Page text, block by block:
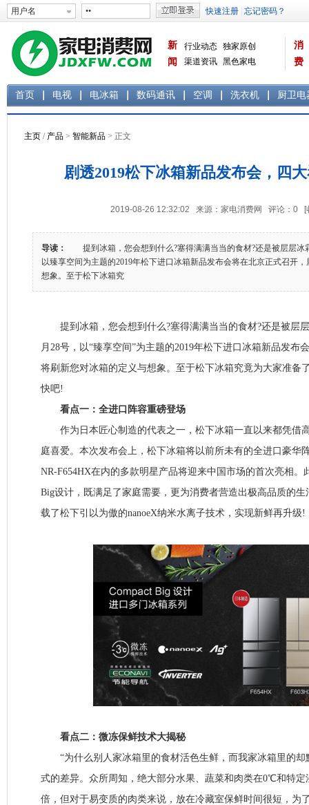
新
闻
行业动态 独家原创
渠道资讯 黑色家电
消
费
首页 电视 电冰箱 数码通讯 空调 洗衣机 厨卫电
主页 / 产品 > 智能新品 > 正文
剧透2019松下冰箱新品发布会，四
2019-08-26 12:32:02 来源：家电消费网 评论： 0 [
导读：
提到冰箱，您会想到什么?塞得满满当当的食材?还是被层层冰
以臻享空间为主题的2019年松下进口冰箱新品发布会将在北京正式召开
想象。至于松下冰箱究
提到冰箱，您会想到什么?塞得满满当当的食材?还是被层
月28号，以“臻享空间”为主题的2019年松下进口冰箱新品发布
将刷新您对冰箱的定义与想象。至于松下冰箱究竟为大家准备
快吧!
看点一：全进口阵容重磅登场
作为日本匠心制造的代表之一，松下冰箱一直以来都凭借
庭喜爱。本次发布会上，松下冰箱将以前所未有的全进口豪华
NR-F654HX在内的多款明星产品将迎来中国市场的首次亮相。
Big设计，既满足了家庭需要，更为消费者营造出极高品质的
载了松下引以为傲的nanoeX纳米水离子技术，实现新鲜再升级!
看点二：微冻保鲜技术大揭秘
“为什么别人家冰箱里的食材活色生鲜，而我家冰箱里的却
式的差异。众所周知，绝大部分水果、蔬菜和肉类在0℃和特定
倍，但对于易变质的肉类来说，放在冷藏室保鲜时间很短，为